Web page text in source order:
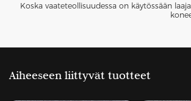
Koska vaateteollisuudessa on käytössään
Aiheeseen liittyvät tuotteet